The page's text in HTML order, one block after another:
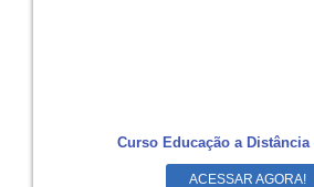
Curso Educação a Distância
ACESSAR AGORA!